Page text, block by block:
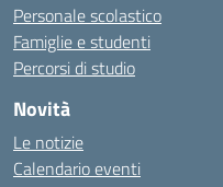
Personale scolastico
Famiglie e studenti
Percorsi di studio
Novità
Le notizie
Calendario eventi